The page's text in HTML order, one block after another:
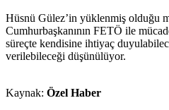
Hüsnü Gülez’in yüklenmiş olduğu
Cumhurbaşkanının FETÖ ile
süreçte kendisine ihtiyaç
verilebileceği düşünülüyor.
Kaynak: Özel Haber